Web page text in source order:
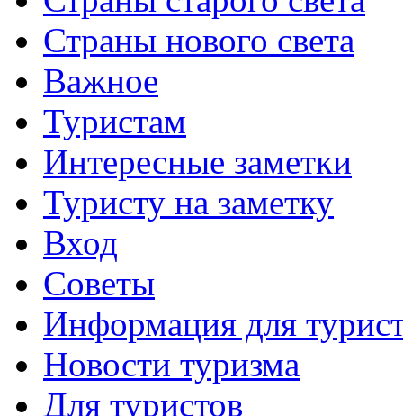
Страны нового света
Важное
Туристам
Интересные заметки
Туристу на заметку
Вход
Советы
Информация для
Новости туризма
Для туристов